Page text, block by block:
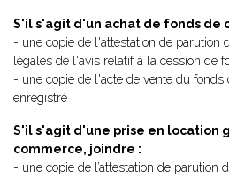
S'il s'agit d'un achat de fonds de
- une copie de l'attestation de parution
légales de l'avis relatif à la cession de
- une copie de l'acte de vente du
enregistré
S'il s'agit d'une prise en location
commerce, joindre :
- une copie de l’attestation de parution